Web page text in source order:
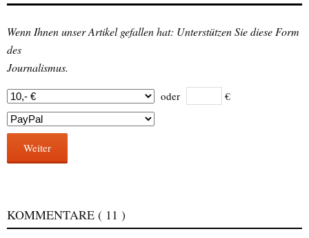
Wenn Ihnen unser Artikel gefallen hat: Unterstützen Sie diese Form
des
Journalismus.
oder €
Weiter
KOMMENTARE ( 11 )